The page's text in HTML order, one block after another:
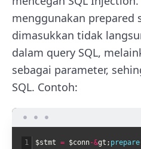
menggunakan prepared
dimasukkan tidak
dalam query SQL,
sebagai parameter,
SQL. Contoh:
1
$stmt = $conn-&gt ; prepare